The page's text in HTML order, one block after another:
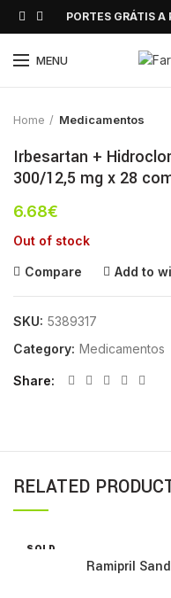
PORTES GRÁTIS A
MENUClick to enlarge
Home Medicamentos
Irbesartan +
300/12,5 mg x 28
6.68€
Out of stock
Compare Add to
SKU: 5389317
Category: Medicamentos
Share
RELATED
SOLD
Ramipril